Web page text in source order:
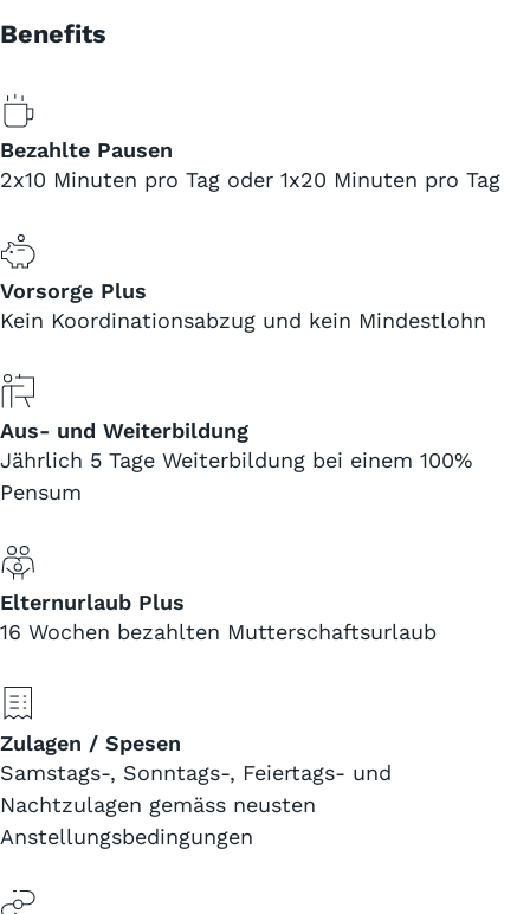
Benefits
Bezahlte Pausen
2x10 Minuten pro Tag oder 1x20 Minuten pro Tag
Vorsorge Plus
Kein Koordinationsabzug und kein Mindestlohn
Aus- und Weiterbildung
Jährlich 5 Tage Weiterbildung bei einem 100%
Pensum
Elternurlaub Plus
16 Wochen bezahlten Mutterschaftsurlaub
Zulagen / Spesen
Samstags-, Sonntags-, Feiertags- und
Nachtzulagen gemäss neusten
Anstellungsbedingungen